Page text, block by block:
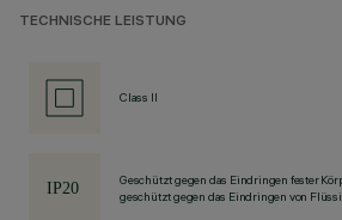
TECHNISCHE LEISTUNG
Class II
Geschützt gegen das Eindringen fester
geschützt gegen das Eindringen von